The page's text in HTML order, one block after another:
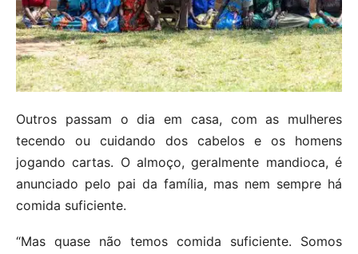
Outros passam o dia em casa, com as mulheres
tecendo ou cuidando dos cabelos e os homens
jogando cartas. O almoço, geralmente mandioca, é
anunciado pelo pai da família, mas nem sempre há
comida suficiente.
“Mas quase não temos comida suficiente. Somos